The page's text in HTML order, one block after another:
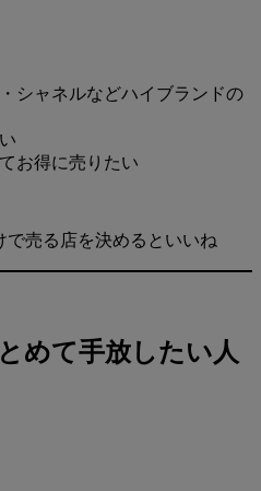
シャネルなどハイブランドの
お得に売りたい
で売る店を決めるといいね
めて手放したい人